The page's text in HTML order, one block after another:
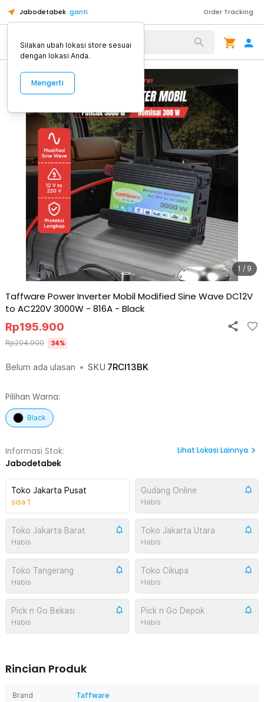
Jabodetabek ganti Order Tracking
Alat Kopi
1 / 9
Taffware Power Inverter Mobil Modified Sine Wave DC12V
to AC220V 3000W - 816A - Black
Belum ada ulasan • SKU 7RCI13BK
Rp195.900
Rp294.900 34%
Pilihan Warna:
Black
Informasi Stok:
Jabodetabek
Lihat Lokasi Lainnya
Toko Jakarta Pusat
sisa 1
Gudang Online
Habis
Toko Jakarta Barat
Habis
Toko Jakarta Utara
Habis
Toko Tangerang
Habis
Toko Cikupa
Habis
Pick n Go Bekasi
Habis
Pick n Go Depok
Habis
Rincian Produk
Brand
Taffware
Silakan ubah lokasi store sesuai
dengan lokasi Anda.
Mengerti